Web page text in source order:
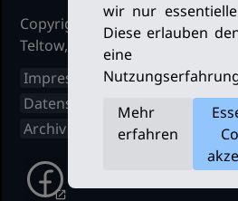
Copyright Ruderclub
Teltow, 2026. Alle Rechte
Impressum
Datenschutz
Archiv
wir nur
Diese erlauben
eine
Mehr
erfahren